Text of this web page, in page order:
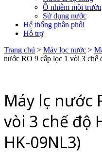
Ô nhiễm môi
Sử dụng nước
Hệ thống phân phối
Hỗ trợ
Trang chủ > Máy lọc nước >
nước RO 9 cấp lọc 1 vòi 3
Máy lọc nước
vòi 3 chế độ
HK-09NL3)